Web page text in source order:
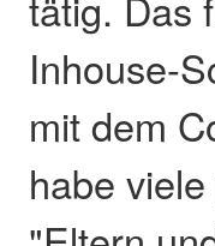
Inhouse-
mit dem
habe